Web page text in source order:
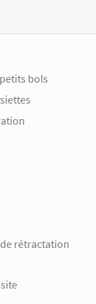
bols
rétractation